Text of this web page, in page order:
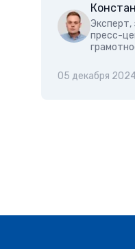
Эксперт,
пресс-
05 декабря